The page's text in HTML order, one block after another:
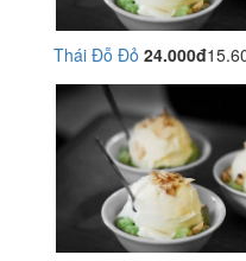
Thái Đỗ Đỏ 24.000đ